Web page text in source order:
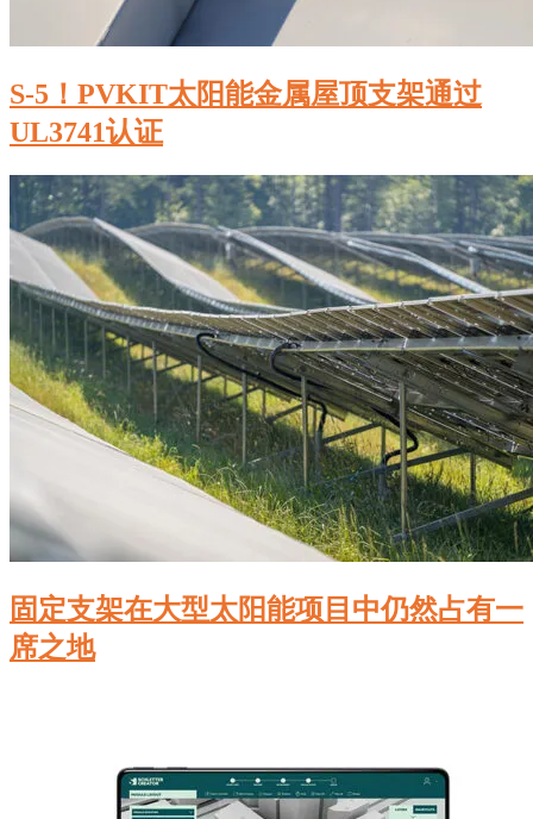
S-5！PVKIT太阳能金属屋顶支架通过
UL3741认证
固定支架在大型太阳能项目中仍然占有一
席之地